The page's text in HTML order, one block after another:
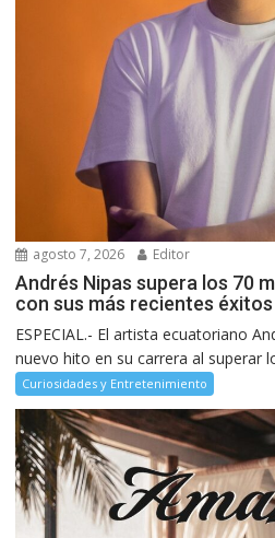
agosto 7, 2026 Editor
Andrés Nipas supera los 70
con sus más recientes éxitos
ESPECIAL.- El artista ecuatoriano
nuevo hito en su carrera al superar
Curiosidades y Entretenimiento